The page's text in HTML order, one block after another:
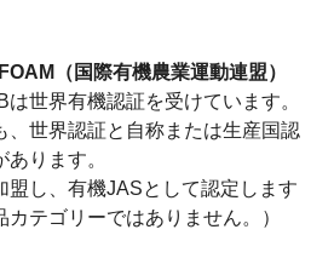
IFOAM（国際有機農業運動連盟）
は世界有機認証を受けています。
、世界認証と自称または生産国認
ります。
盟し、有機JASとして認定します
テゴリーではありません。）